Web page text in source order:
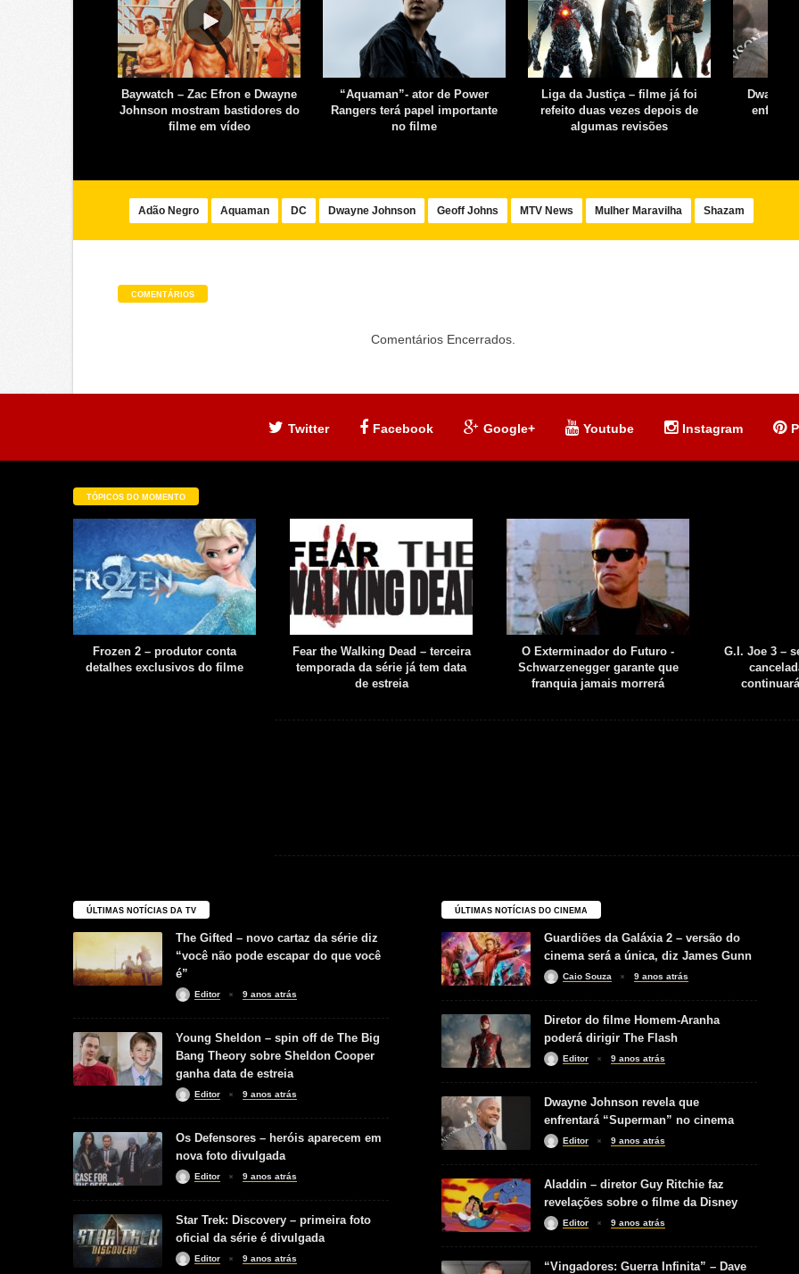
Baywatch – Zac Efron e Dwayne
Johnson mostram bastidores do
filme em vídeo
“Aquaman”- ator de Power
Rangers terá papel importante
no filme
Liga da Justiça – filme já foi
refeito duas vezes depois de
algumas revisões
Dwayne
Adão Negro Aquaman DC Dwayne Johnson Geoff Johns MTV News Mulher Maravilha Shazam
COMENTÁRIOS
Comentários Encerrados.
Twitter Facebook Google+ Youtube Instagram
TÓPICOS DO MOMENTO
Frozen 2 – produtor conta
detalhes exclusivos do filme
Fear the Walking Dead – terceira
temporada da série já tem data
de estreia
O Exterminador do Futuro -
Schwarzenegger garante que
franquia jamais morrerá
G.I. Joe 3 –
ÚLTIMAS NOTÍCIAS DA TV
The Gifted – novo cartaz da série diz
“você não pode escapar do que você
é”
Editor 9 anos atrás
Young Sheldon – spin off de The Big
Bang Theory sobre Sheldon Cooper
ganha data de estreia
Editor 9 anos atrás
Os Defensores – heróis aparecem em
nova foto divulgada
Editor 9 anos atrás
Star Trek: Discovery – primeira foto
oficial da série é divulgada
Editor 9 anos atrás
ÚLTIMAS NOTÍCIAS DO CINEMA
Guardiões da Galáxia 2 – versão do
cinema será a única, diz James Gunn
Caio Souza 9 anos atrás
Diretor do filme Homem-Aranha
poderá dirigir The Flash
Editor 9 anos atrás
Dwayne Johnson revela que
enfrentará “Superman” no cinema
Editor 9 anos atrás
Aladdin – diretor Guy Ritchie faz
revelações sobre o filme da Disney
Editor 9 anos atrás
“Vingadores: Guerra Infinita” – Dave